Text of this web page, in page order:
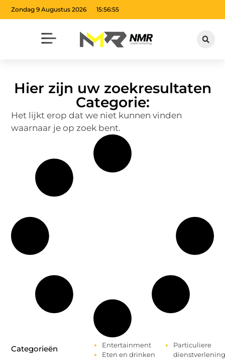
Zondag 9 Augustus 2026 15:56:55
Hier zijn uw zoekresultaten
Categorie:
Het lijkt erop dat we niet kunnen vinden
waarnaar je op zoek bent.
Categorieën
Entertainment
Eten en drinken
Particuliere
dienstverlening